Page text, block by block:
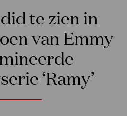
te zien in
van Emmy
‘Ramy’